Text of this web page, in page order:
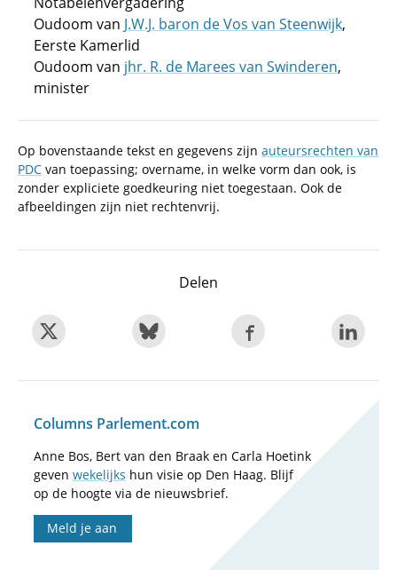
Oudoom van J.W.J. baron de Vos van Steenwijk,
Eerste Kamerlid
Oudoom van jhr. R. de Marees van Swinderen,
minister
Op bovenstaande tekst en gegevens zijn auteursrechten van
PDC van toepassing; overname, in welke vorm dan ook, is
zonder expliciete goedkeuring niet toegestaan. Ook de
afbeeldingen zijn niet rechtenvrij.
Delen
Columns Parlement.com
Anne Bos, Bert van den Braak en Carla Hoetink
geven wekelijks hun visie op Den Haag. Blijf
op de hoogte via de nieuwsbrief.
Meld je aan